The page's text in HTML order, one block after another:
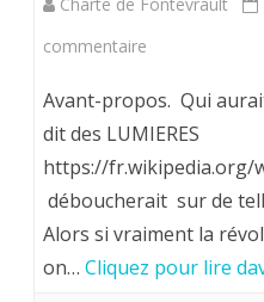
Charte de Fontevrault
commentaire
plus
belle
date
Avant-propos. Qui
dit des LUMIERES
https://fr.wikipedia.org/
déboucherait sur de
Alors si vraiment la
on… Cliquez pour lire